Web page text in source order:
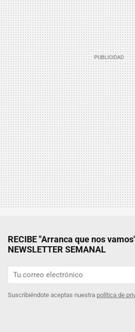
RECIBE "Arranca que nos
NEWSLETTER SEMANAL
Suscribiéndote aceptas nuestra política de